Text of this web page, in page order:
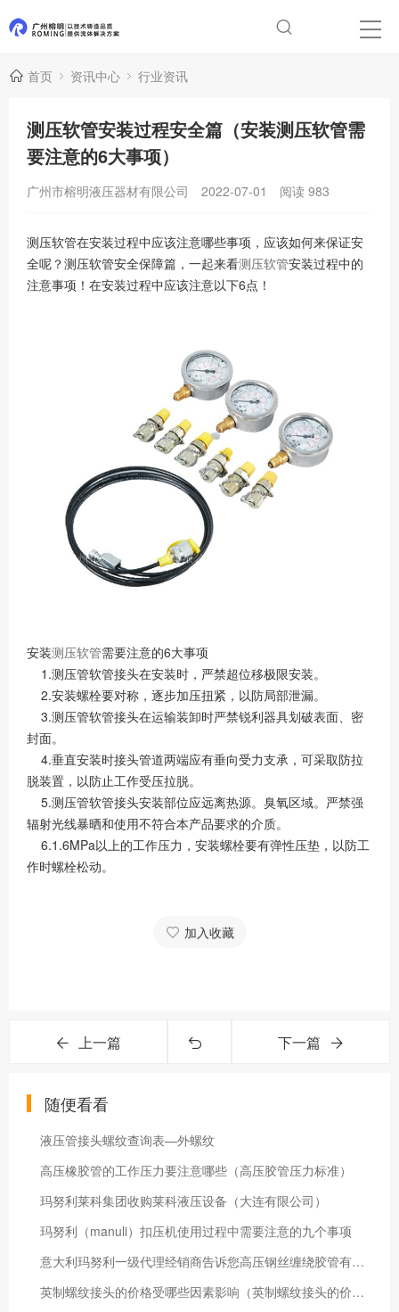
首页 资讯中心 行业资讯
测压软管安装过程安全篇（安装测压软管​需
要注意的6大事项）
广州市榕明液压器材有限公司 2022-07-01 阅读 983
测压软管在安装过程中应该注意哪些事项，应该如何来保证安
全呢？测压软管安全保障篇，一起来看测压软管安装过程中的
注意事项！在安装过程中应该注意以下6点！
安装测压软管需要注意的6大事项
1.测压管软管接头在安装时，严禁超位移极限安装。
2.安装螺栓要对称，逐步加压扭紧，以防局部泄漏。
3.测压管软管接头在运输装卸时严禁锐利器具划破表面、密
封面。
4.垂直安装时接头管道两端应有垂向受力支承，可采取防拉
脱装置，以防止工作受压拉脱。
5.测压管软管接头安装部位应远离热源。臭氧区域。严禁强
辐射光线暴晒和使用不符合本产品要求的介质。
6.1.6MPa以上的工作压力，安装螺栓要有弹性压垫，以防工
作时螺栓松动。
加入收藏
上一篇 下一篇
随便看看
液压管接头螺纹查询表—外螺纹
高压橡胶管的工作压力要注意哪些（高压胶管压力标准）
玛努利莱科集团收购莱科液压设备（大连有限公司）
玛努利（manuli）扣压机使用过程中需要注意的九个事项
意大利玛努利一级代理经销商告诉您高压钢丝缠绕胶管有关的性能指标
英制螺纹接头的价格受哪些因素影响（英制螺纹接头的价格）